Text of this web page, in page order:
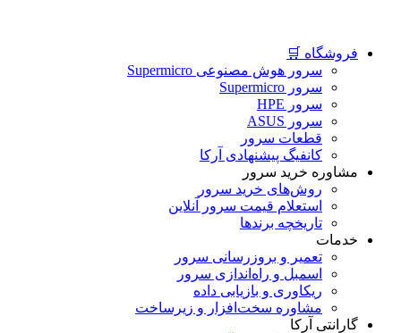
فروشگاه 🛒
سرور هوش مصنوعی Supermicro
سرور Supermicro
سرور HPE
سرور ASUS
قطعات سرور
کانفیگ پیشنهادی آرکا
مشاوره خرید سرور
روش‌های خرید سرور
استعلام قیمت سرور آنلاین
تاریخچه برندها
خدمات
تعمیر و بروزرسانی سرور
اسمبل و راه‌اندازی سرور
ریکاوری و بازیابی داده
مشاوره سخت‌افزار و زیرساخت
گارانتی آرکا